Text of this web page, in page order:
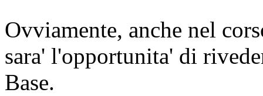
Ovviamente, anche nel
sara' l'opportunita' di
Base.